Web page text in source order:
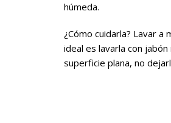
húmeda.
¿Cómo cuidarla? Lavar
ideal es lavarla con
superficie plana, no